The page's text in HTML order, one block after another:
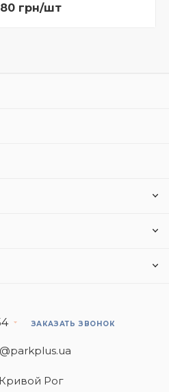
грн/шт
ЗАКАЗАТЬ ЗВОНОК
Рог